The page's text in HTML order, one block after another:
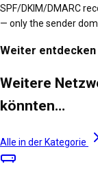
SPF/DKIM/DMARC
— only the sender
Weiter entdecken
Weitere
könnten…
Alle in der Kategorie